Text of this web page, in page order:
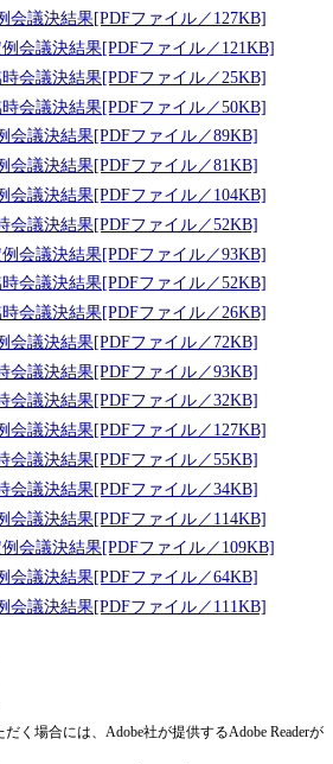
会議決結果[PDFファイル／127KB]
会議決結果[PDFファイル／121KB]
会議決結果[PDFファイル／25KB]
会議決結果[PDFファイル／50KB]
会議決結果[PDFファイル／89KB]
会議決結果[PDFファイル／81KB]
会議決結果[PDFファイル／104KB]
会議決結果[PDFファイル／52KB]
会議決結果[PDFファイル／93KB]
会議決結果[PDFファイル／52KB]
会議決結果[PDFファイル／26KB]
会議決結果[PDFファイル／72KB]
会議決結果[PDFファイル／93KB]
会議決結果[PDFファイル／32KB]
会議決結果[PDFファイル／127KB]
会議決結果[PDFファイル／55KB]
会議決結果[PDFファイル／34KB]
会議決結果[PDFファイル／114KB]
会議決結果[PDFファイル／109KB]
会議決結果[PDFファイル／64KB]
会議決結果[PDFファイル／111KB]
く場合には、Adobe社が提供するAdobe Readerが